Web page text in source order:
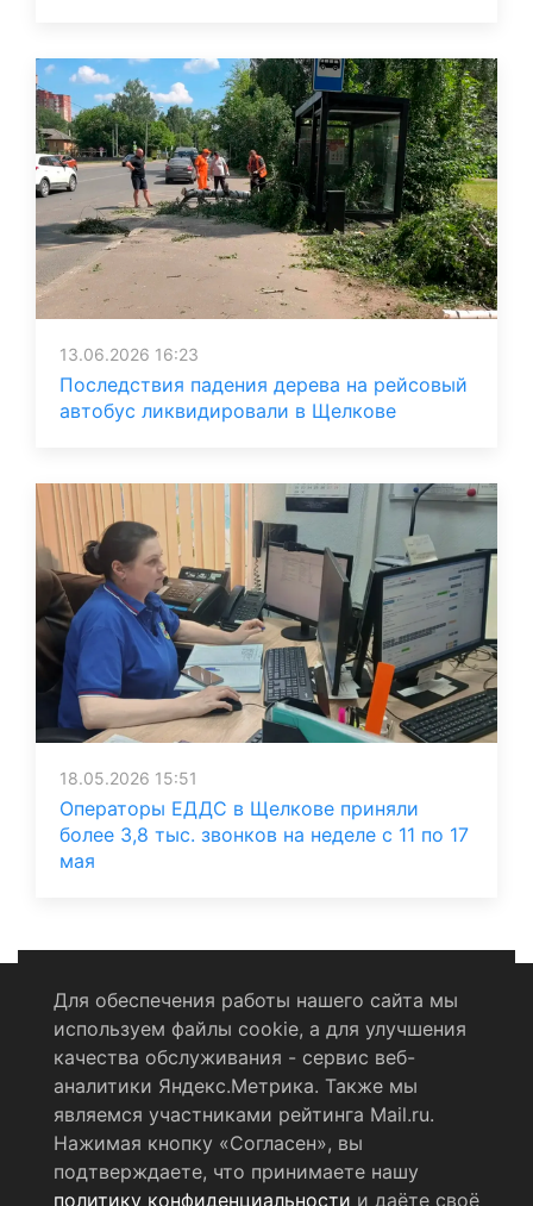
13.06.2026 16:23
Последствия падения дерева на рейсовый
автобус ликвидировали в Щелкове
18.05.2026 15:51
Операторы ЕДДС в Щелкове приняли
более 3,8 тыс. звонков на неделе с 11 по 17
мая
Политика конфиденциальности
Согласие на обработку персональных данных
RSS-лента
Для обеспечения работы нашего сайта мы
используем файлы cookie, а для улучшения
качества обслуживания - сервис веб-
аналитики Яндекс.Метрика. Также мы
являемся участниками рейтинга Mail.ru.
Нажимая кнопку «Согласен», вы
подтверждаете, что принимаете нашу
политику конфиденциальности и даёте своё